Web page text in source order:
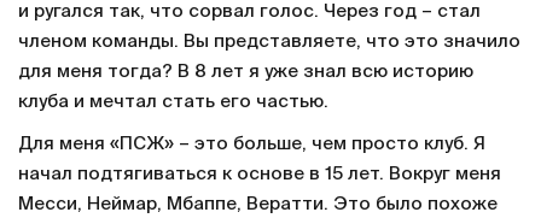
и ругался так, что сорвал голос. Через год – стал
членом команды. Вы представляете, что это значило
для меня тогда? В 8 лет я уже знал всю историю
клуба и мечтал стать его частью.
Для меня «ПСЖ» – это больше, чем просто клуб. Я
начал подтягиваться к основе в 15 лет. Вокруг меня
Месси, Неймар, Мбаппе, Вератти. Это было похоже